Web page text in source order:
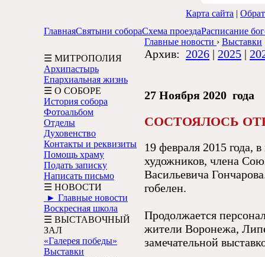
Карта сайта |
ГлавнаяСвятыни собораСхема проездаРасписание
☰ МИТРОПОЛИЯ
Архипастырь
Епархиальная жизнь
☰ О СОБОРЕ
История собора
Фотоальбом
Отделы
Духовенство
Контакты и реквизиты
Помощь храму
Подать записку
Написать письмо
☰ НОВОСТИ
► Главные новости
Воскресная школа
☰ ВЫСТАВОЧНЫЙ
ЗАЛ
«Галерея победы»
Выставки
Главные новости › Выставки
Архив: 2026 | 2025 |
27 Ноября 2020 года
СОСТОЯЛОСЬ
19 февраля 2015 года,
художников, члена
Васильевича
гобелен.
Продолжается
жители Воронежа,
замечательной